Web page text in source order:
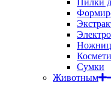
Пилки
Сумки
Животным